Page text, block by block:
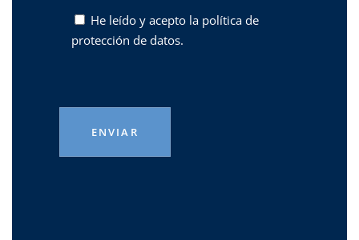
He leído y acepto la política de
protección de datos.